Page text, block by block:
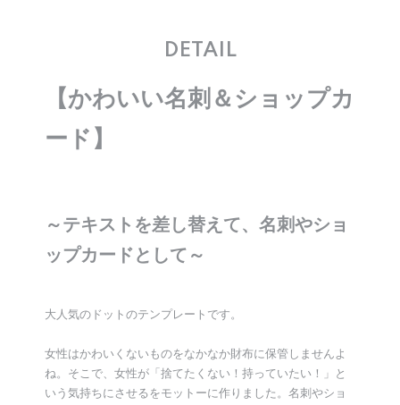
DETAIL
【かわいい名刺＆ショップカ
ード】
～テキストを差し替えて、名刺やショ
ップカードとして～
大人気のドットのテンプレートです。
女性はかわいくないものをなかなか財布に保管しませんよ
ね。そこで、女性が「捨てたくない！持っていたい！」と
いう気持ちにさせるをモットーに作りました。名刺やショ